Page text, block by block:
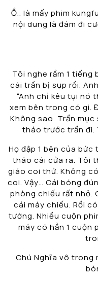
Ồ.. là mấy phim
nội dung là đám đi
Tôi nghe rầm 1 tiếng
cái trần bị sụp rồi.
“Anh chỉ kêu tụi nó
xem bên trong có gì.
Không sao. Trần mục
tháo trước trần đi.
Họ đập 1 bên của
tháo cái cửa ra. Tôi
giáo coi thử. Không
coi. Vậy… Cái bóng
phòng chiếu rất nhỏ.
cái máy chiếu. Rồi
tường. Nhiều cuộn
máy có hẳn 1 cuộn
Chú Nghĩa vô trong